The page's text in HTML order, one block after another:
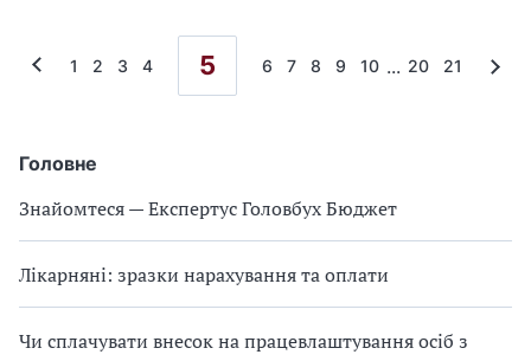
Головне
Знайомтеся — Експертус Головбух Бюджет
Лікарняні: зразки нарахування та оплати
Чи сплачувати внесок на працевлаштування осіб з
1 2 3 4 5 6 7 8 9 10 ... 20 21